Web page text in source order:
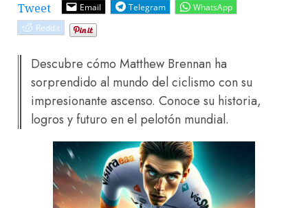
Tweet Email Telegram
WhatsApp
Reddit
Descubre cómo Matthew Brennan ha
sorprendido al mundo del ciclismo con su
impresionante ascenso. Conoce su historia,
logros y futuro en el pelotón mundial.